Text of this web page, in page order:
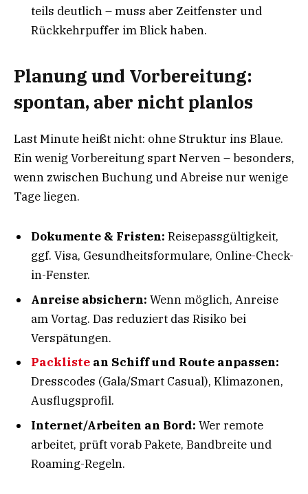
teils deutlich – muss aber Zeitfenster und
Rückkehrpuffer im Blick haben.
Planung und Vorbereitung:
spontan, aber nicht planlos
Last Minute heißt nicht: ohne Struktur ins Blaue.
Ein wenig Vorbereitung spart Nerven – besonders,
wenn zwischen Buchung und Abreise nur wenige
Tage liegen.
Dokumente & Fristen: Reisepassgültigkeit,
ggf. Visa, Gesundheitsformulare, Online-Check-
in-Fenster.
Anreise absichern: Wenn möglich, Anreise
am Vortag. Das reduziert das Risiko bei
Verspätungen.
Packliste an Schiff und Route anpassen:
Dresscodes (Gala/Smart Casual), Klimazonen,
Ausflugsprofil.
Internet/Arbeiten an Bord: Wer remote
arbeitet, prüft vorab Pakete, Bandbreite und
Roaming-Regeln.